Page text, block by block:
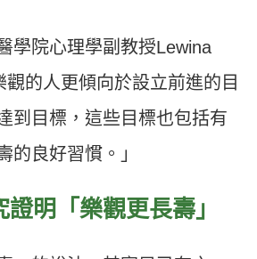
學院心理學副教授Lewina
觀的人更傾向於設立前進的目
到目標，這些目標也包括有
的良好習慣。」
明「樂觀更長壽」